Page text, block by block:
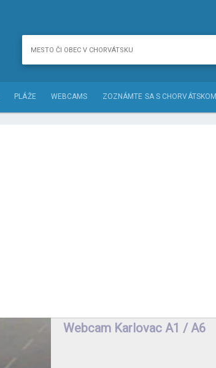
PLÁŽE WEBCAMS ZOZNÁMTE SA S CHORVÁTSKOM
Webcam Karlovac A1 / A6